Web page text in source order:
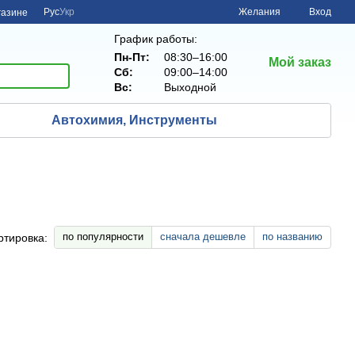
РусУкр Желания Вход
График работы:
Пн-Пт:
08:30–16:00
Сб:
09:00–14:00
Вс:
Выходной
Мой заказ
Автохимия, Инструменты
по популярности сначала дешевле по названию